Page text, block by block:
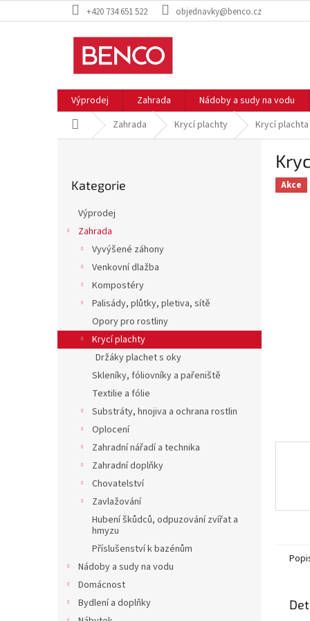
na
+420 734 651 522 objednavky@benco.cz
Výprodej Zahrada
Nádoby a sudy na vodu
Domů Zahrada Krycí plachty Krycí
e
l
kategorie
Kategorie
Výprodej
Zahrada
Vyvýšené záhony
Venkovní dlažba
Kompostéry
Palisády, plůtky, pletiva, sítě
Opory pro rostliny
Krycí plachty
Držáky plachet s oky
Skleníky, fóliovníky a pařeniště
Textilie a fólie
Substráty, hnojiva a ochrana rostlin
Oplocení
Zahradní nářadí a technika
Zahradní doplňky
Chovatelství
Zavlažování
Hubení škůdců, odpuzování zvířat a
hmyzu
Příslušenství k bazénům
Nádoby a sudy na vodu
Domácnost
Bydlení a doplňky
Akce